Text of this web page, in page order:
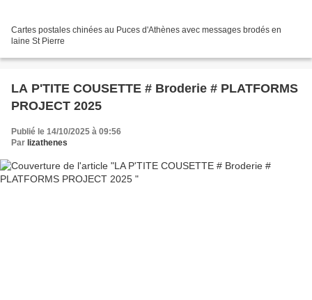
Cartes postales chinées au Puces d'Athènes avec messages brodés en
laine St Pierre
LA P'TITE COUSETTE # Broderie # PLATFORMS
PROJECT 2025
Publié le 14/10/2025 à 09:56
Par lizathenes